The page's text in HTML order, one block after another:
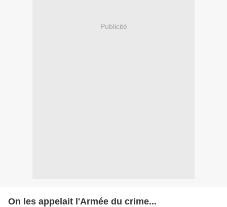
Publicité
On les appelait l'Armée du crime...